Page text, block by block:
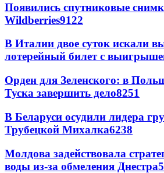
Появились спутниковые
Wildberries9122
В Италии двое суток искали
лотерейный билет с
Орден для Зеленского: в
Туска завершить дело8251
В Беларуси осудили лидера
Трубецкой Михалка6238
Молдова задействовала
воды из-за обмеления Днестра